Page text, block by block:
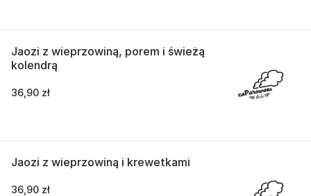
Jaozi z wieprzowiną, porem i świeżą
kolendrą
36,90 zł
Jaozi z wieprzowiną i krewetkami
36,90 zł